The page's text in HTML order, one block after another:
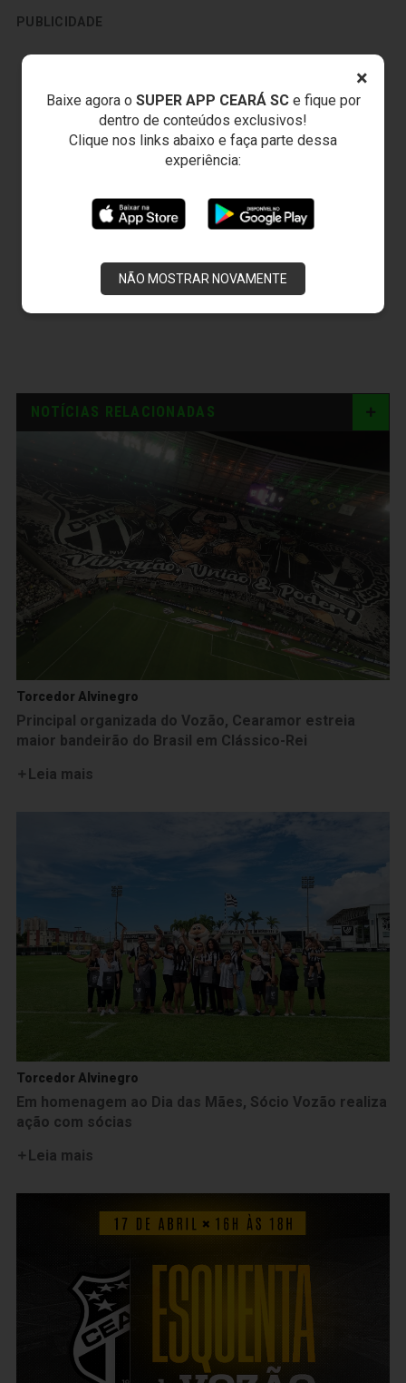
×
Baixe agora o SUPER APP CEARÁ SCe fique por
dentro de conteúdos exclusivos!
Clique nos links abaixo e faça parte dessa
experiência:
NÃO MOSTRAR NOVAMENTE
PUBLICIDADE
NOTÍCIAS RELACIONADAS
Torcedor Alvinegro
Principal organizada do Vozão, Cearamor estreia
maior bandeirão do Brasil em Clássico-Rei
Leia mais
Torcedor Alvinegro
Em homenagem ao Dia das Mães, Sócio Vozão realiza
ação com sócias
Leia mais